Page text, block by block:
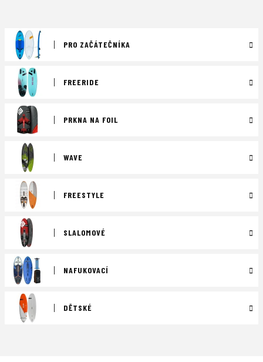
PRO ZAČÁTEČNÍKA
FREERIDE
PRKNA NA FOIL
WAVE
FREESTYLE
SLALOMOVÉ
NAFUKOVACÍ
DĚTSKÉ